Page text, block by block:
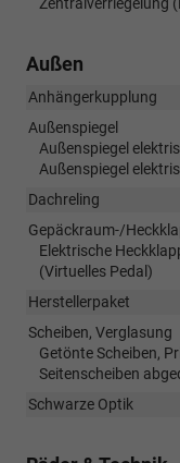
Außen
Anhängerkupplung
Außenspiegel
Außenspiegel
Außenspiegel
Dachreling
Gepäckraum-/
Elektrische
(Virtuelles Pedal)
Herstellerpaket
Scheiben, Verglasung
Getönte Scheiben,
Seitenscheiben
Schwarze Optik